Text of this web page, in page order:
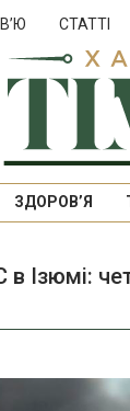
СТАТТІ
ЗДОРОВ’Я
Ізюмі: